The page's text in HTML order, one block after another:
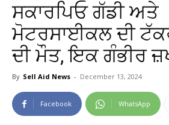
ਸਕਾਰਪਿਓ ਗੱਡੀ ਅਤੇ
ਮੋਟਰਸਾਈਕਲ ਦੀ
ਦੀ ਮੌਤ, ਇਕ ਗੰਭੀਰ
By Sell Aid News - December 13, 2024
Facebook WhatsApp